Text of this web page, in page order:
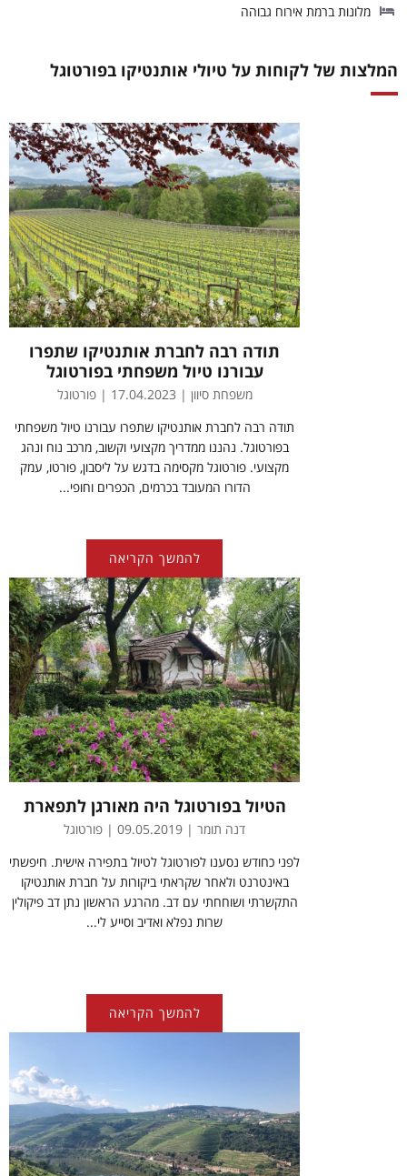
מלונות ברמת אירוח גבוהה
המלצות של לקוחות על טיולי אותנטיקו בפורטוגל
תודה רבה לחברת אותנטיקו שתפרו
עבורנו טיול משפחתי בפורטוגל
משפחת סיוון | 17.04.2023 | פורטוגל
תודה רבה לחברת אותנטיקו שתפרו עבורנו טיול משפחתי
בפורטוגל. נהננו ממדריך מקצועי וקשוב, מרכב נוח ונהג
מקצועי. פורטוגל מקסימה בדגש על ליסבון, פורטו, עמק
הדורו המעובד בכרמים, הכפרים וחופי...
להמשך הקריאה
הטיול בפורטוגל היה מאורגן לתפארת
דנה תומר | 09.05.2019 | פורטוגל
לפני כחודש נסענו לפורטוגל לטיול בתפירה אישית. חיפשתי
באינטרנט ולאחר שקראתי ביקורות על חברת אותנטיקו
התקשרתי ושוחחתי עם דב. מהרגע הראשון נתן דב פיקולין
שרות נפלא ואדיב וסייע לי...
להמשך הקריאה